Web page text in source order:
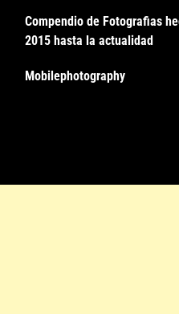
Compendio de Fotografias
2015 hasta la actualidad
Mobilephotography